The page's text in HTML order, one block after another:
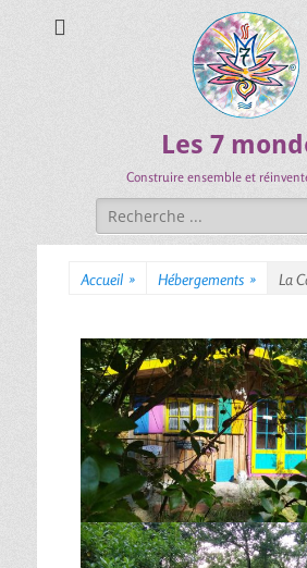
Les 7
Construire ensemble et
Accueil » Hébergements » La